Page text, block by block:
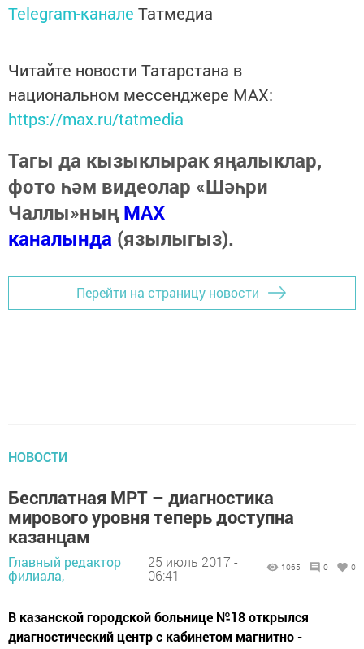
Telegram-канале Татмедиа
Читайте новости Татарстана в
национальном мессенджере MАХ:
https://max.ru/tatmedia
Тагы да кызыклырак яңалыклар,
фото һәм видеолар «Шәһри
Чаллы»ныңMAX
каналында (язылыгыз).
Перейти на страницу новости
НОВОСТИ
Бесплатная МРТ – диагностика
мирового уровня теперь доступна
казанцам
Главный редактор
филиала,
25 июль 2017 -
06:41
1065 0 0
В казанской городской больнице №18 открылся
диагностический центр с кабинетом магнитно -